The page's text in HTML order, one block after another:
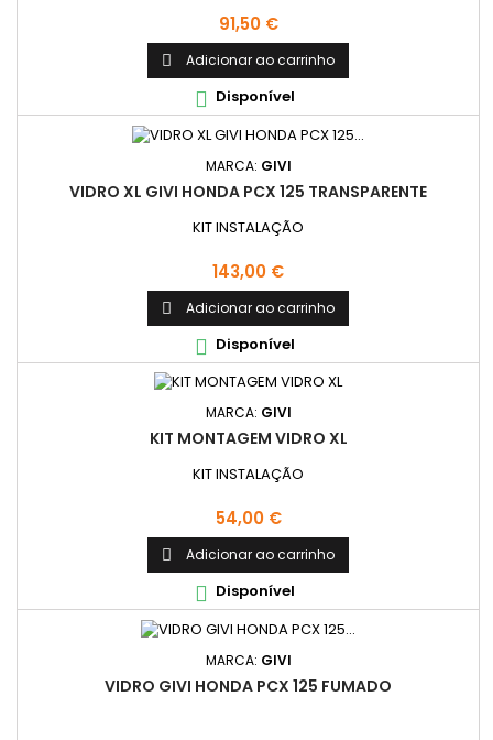
Preço
91,50 €
 Adicionar ao carrinho
 Disponível
MARCA: GIVI
VIDRO XL GIVI HONDA PCX 125 TRANSPARENTE
KIT INSTALAÇÃO
Preço
143,00 €
 Adicionar ao carrinho
 Disponível
MARCA: GIVI
KIT MONTAGEM VIDRO XL
KIT INSTALAÇÃO
Preço
54,00 €
 Adicionar ao carrinho
 Disponível
MARCA: GIVI
VIDRO GIVI HONDA PCX 125 FUMADO